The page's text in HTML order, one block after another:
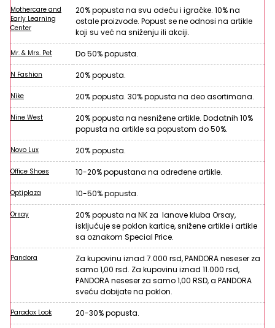
Mothercare and
Early Learning
Center
20% popusta na svu odeću i igračke. 10% na
ostale proizvode. Popust se ne odnosi na artikle
koji su već na sniženju ili akciji.
Mr. & Mrs. Pet Do 50% popusta.
N Fashion 20% popusta.
Nike 20% popusta. 30% popusta na deo asortimana.
Nine West
20% popusta na nesnižene artikle. Dodatnih 10%
popusta na artikle sa popustom do 50%.
Novo Lux 20% popusta.
Office Shoes 10-20% popustana na određene artikle.
Optiplaza 10-50% popusta.
Orsay
20% popusta na NK za lanove kluba Orsay,
iskljućuje se poklon kartice, snižene artikle i artikle
sa oznakom Special Price.
Pandora
Za kupovinu iznad 7.000 rsd, PANDORA neseser za
samo 1,00 rsd. Za kupovinu iznad 11.000 rsd,
PANDORA neseser za samo 1,00 RSD, a PANDORA
sveću dobijate na poklon.
Paradox Look 20-30% popusta.